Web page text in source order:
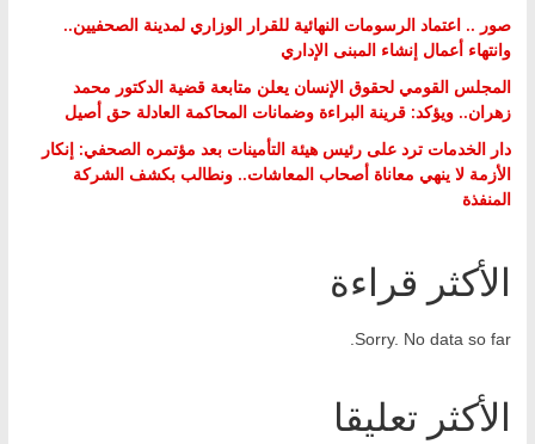
صور .. اعتماد الرسومات النهائية للقرار الوزاري لمدينة الصحفيين..
وانتهاء أعمال إنشاء المبنى الإداري
المجلس القومي لحقوق الإنسان يعلن متابعة قضية الدكتور محمد
زهران.. ويؤكد: قرينة البراءة وضمانات المحاكمة العادلة حق أصيل
دار الخدمات ترد على رئيس هيئة التأمينات بعد مؤتمره الصحفي: إنكار
الأزمة لا ينهي معاناة أصحاب المعاشات.. ونطالب بكشف الشركة
المنفذة
الأكثر قراءة
Sorry. No data so far.
الأكثر تعليقا